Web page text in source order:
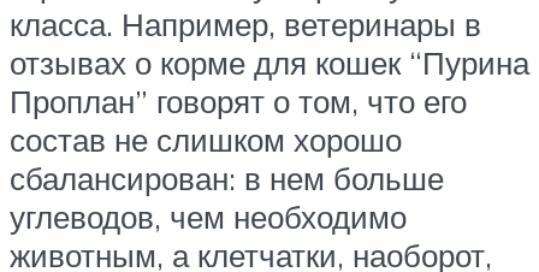
класса. Например, ветеринары в
отзывах о корме для кошек “Пурина
Проплан” говорят о том, что его
состав не слишком хорошо
сбалансирован: в нем больше
углеводов, чем необходимо
животным, а клетчатки, наоборот,